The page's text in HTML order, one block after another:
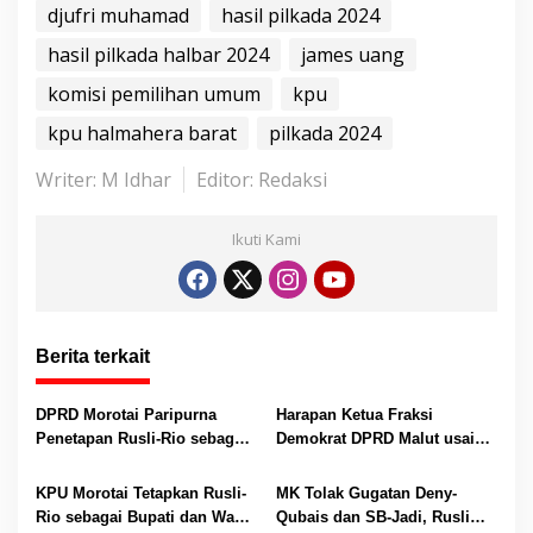
s
A
p
p
b
o
o
k
er e
n
g
er
l e
djufri muhamad
hasil pilkada 2024
hasil pilkada halbar 2024
james uang
komisi pemilihan umum
kpu
kpu halmahera barat
pilkada 2024
Writer: M Idhar
Editor: Redaksi
Ikuti Kami
Berita terkait
DPRD Morotai Paripurna
Penetapan Rusli-Rio sebagai
Harapan Ketua Fraksi
Demokrat DPRD Malut usai
sebagai Bupati dan Wakil
Bupati Terpilih
KPU Morotai Tetapkan Rusli-
Rio sebagai Bupati dan Wakil
MK Tolak Gugatan Deny-
Qubais dan SB-Jadi, Rusli